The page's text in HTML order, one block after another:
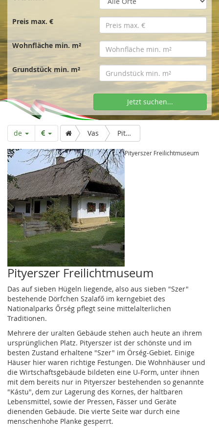
s
e
i
t
e
Preis max. €
Wohnfläche min. m²
Grundstück min. m²
Jetzt suchen...
de Vas Pityerszer Freilichtmuseum
Pityerszer Freilichtmuseum
Pityerszer Freilichtmuseum
Das auf sieben Hügeln liegende, also aus sieben "Szer"
bestehende Dörfchen Szalafő im kerngebiet des
Nationalparks Őrség pflegt seine mittelalterlichen
Traditionen.
Mehrere der uralten Gebäude stehen auch heute an ihrem
ursprünglichen Platz. Pityerszer ist der schönste und im
besten Zustand erhaltene "Szer" im Örség-Gebiet. Einige
Häuser hier waren richtige Festungen. Die Wohnhäuser und
die Wirtschaftsgebäude bildeten eine U-Form, unter ihnen
mit dem bereits nur in Pityerszer bestehenden so genannte
"Kástu", dem zur Lagerung des Kornes, der haltbaren
Lebensmittel, sowie der Pressen, Fässer und Geräte
dienenden Gebäude. Die vierte Seite war durch eine
menschenhohe Planke gesperrt.